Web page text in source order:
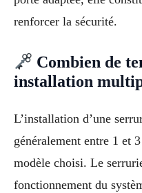
renforcer la sécurité.
Combien de
installation
L’installation d’une
généralement entre 1 et
modèle choisi. Le
fonctionnement du